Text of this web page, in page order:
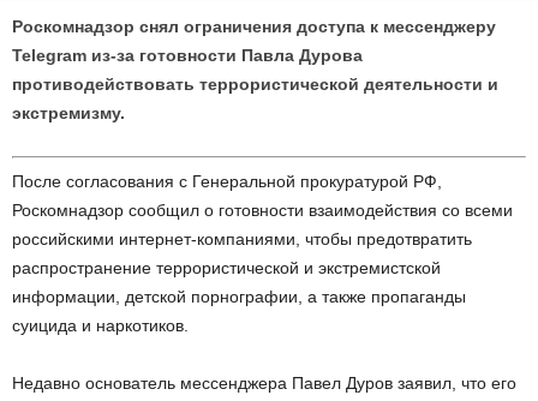
Роскомнадзор снял ограничения доступа к мессенджеру
Telegram из-за готовности Павла Дурова
противодействовать террористической деятельности и
экстремизму.
После согласования с Генеральной прокуратурой РФ,
Роскомнадзор сообщил о готовности взаимодействия со всеми
российскими интернет-компаниями, чтобы предотвратить
распространение террористической и экстремистской
информации, детской порнографии, а также пропаганды
суицида и наркотиков.
Недавно основатель мессенджера Павел Дуров заявил, что его